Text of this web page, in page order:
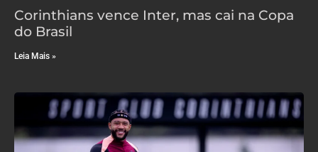
Corinthians vence Inter, mas cai na Copa
do Brasil
Leia Mais »